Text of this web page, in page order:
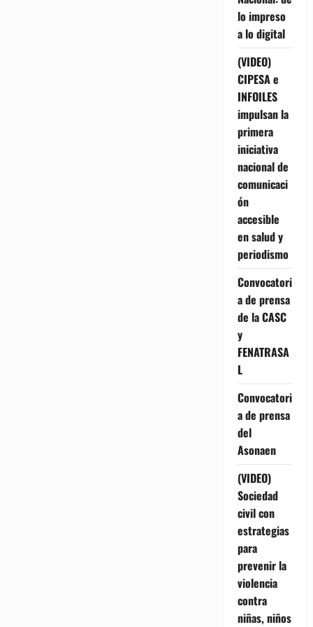
lo impreso
a lo digital
(VIDEO)
CIPESA e
INFOILES
impulsan la
primera
iniciativa
nacional de
comunicaci
ón
accesible
en salud y
periodismo
Convocatori
a de prensa
de la CASC
y
FENATRASA
L
Convocatori
a de prensa
del
Asonaen
(VIDEO)
Sociedad
civil con
estrategias
para
prevenir la
violencia
contra
niñas, niños